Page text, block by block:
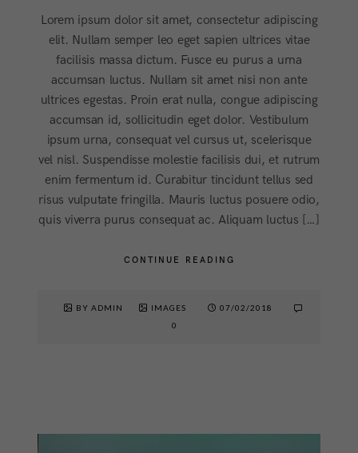
Lorem ipsum dolor sit amet, consectetur adipiscing
elit. Nullam semper leo eget sapien ultrices vitae
facilisis massa dictum. Fusce eu purus a urna
accumsan luctus. Nullam sit amet nisi non ante
ultrices egestas. Proin erat nulla, congue adipiscing
accumsan id, sollicitudin eget dolor. Vestibulum
ipsum urna, consequat vel cursus ut, scelerisque
vel nisl. Suspendisse molestie facilisis dui, et rutrum
enim fermentum id. Curabitur tincidunt tellus sed
risus vulputate fringilla. Mauris luctus posuere odio,
quis viverra purus consequat ac. Aliquam luctus […]
CONTINUE READING
BY ADMIN IMAGES
07/02/2018
0